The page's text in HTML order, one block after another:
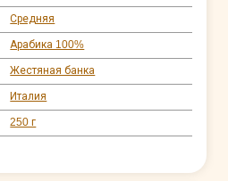
Средняя
Арабика 100%
Жестяная банка
Италия
250 г